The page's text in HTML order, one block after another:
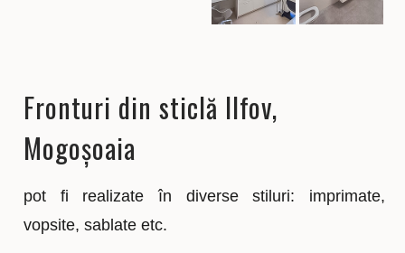
Fronturi din sticlă Ilfov,
Mogoșoaia
pot fi realizate în diverse stiluri: imprimate,
vopsite, sablate etc.